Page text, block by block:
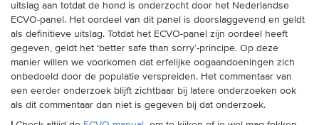
uitslag aan totdat de hond is onderzocht door het Nederlandse
ECVO-panel. Het oordeel van dit panel is doorslaggevend en geldt
als definitieve uitslag. Totdat het ECVO-panel zijn oordeel heeft
gegeven, geldt het ‘better safe than sorry’-principe. Op deze
manier willen we voorkomen dat erfelijke oogaandoeningen zich
onbedoeld door de populatie verspreiden. Het commentaar van
een eerder onderzoek blijft zichtbaar bij latere onderzoeken ook
als dit commentaar dan niet is gegeven bij dat onderzoek.